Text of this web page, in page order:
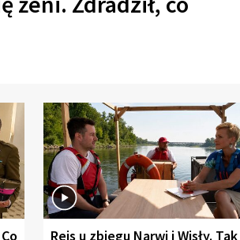
Rejs u zbiegu Narwi i Wisły. Tak